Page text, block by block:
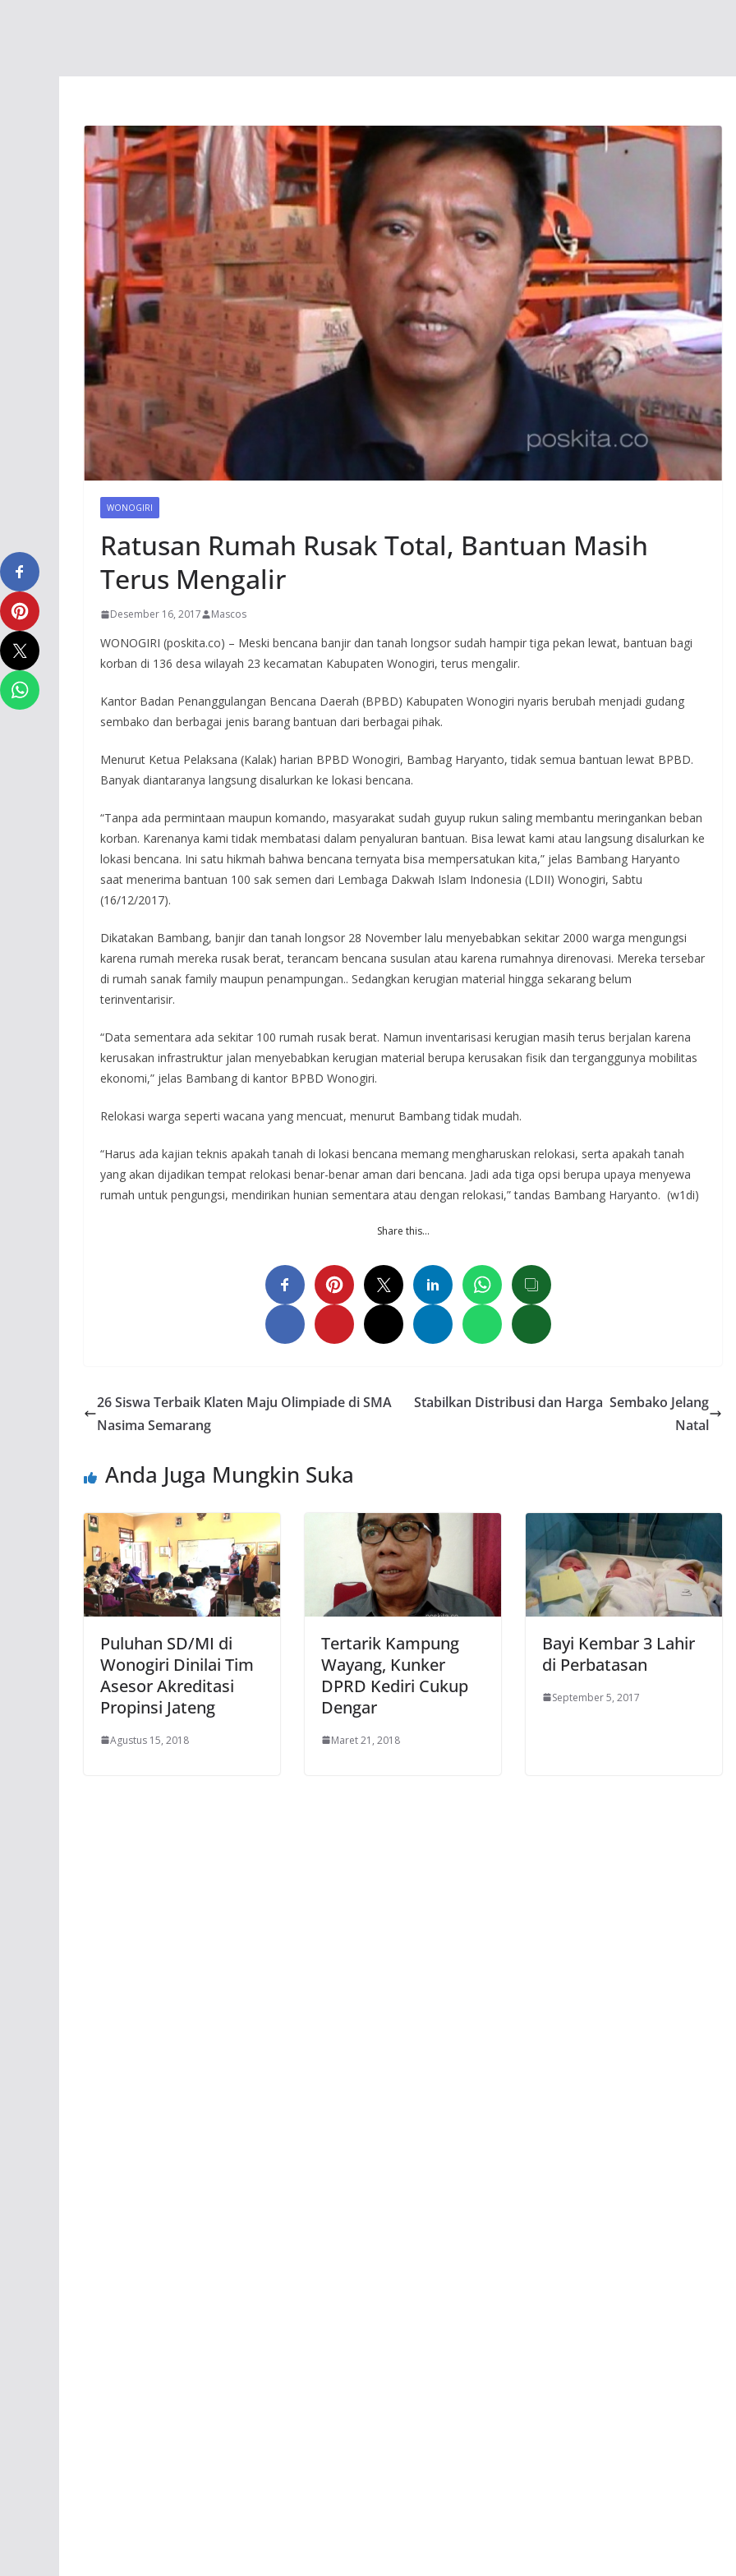
WONOGIRI
Ratusan Rumah Rusak Total, Bantuan Masih
Terus Mengalir
Desember 16, 2017 Mascos
WONOGIRI (poskita.co) – Meski bencana banjir dan tanah longsor sudah hampir tiga pekan lewat, bantuan bagi
korban di 136 desa wilayah 23 kecamatan Kabupaten Wonogiri, terus mengalir.
Kantor Badan Penanggulangan Bencana Daerah (BPBD) Kabupaten Wonogiri nyaris berubah menjadi gudang
sembako dan berbagai jenis barang bantuan dari berbagai pihak.
Menurut Ketua Pelaksana (Kalak) harian BPBD Wonogiri, Bambag Haryanto, tidak semua bantuan lewat BPBD.
Banyak diantaranya langsung disalurkan ke lokasi bencana.
“Tanpa ada permintaan maupun komando, masyarakat sudah guyup rukun saling membantu meringankan beban
korban. Karenanya kami tidak membatasi dalam penyaluran bantuan. Bisa lewat kami atau langsung disalurkan ke
lokasi bencana. Ini satu hikmah bahwa bencana ternyata bisa mempersatukan kita,” jelas Bambang Haryanto
saat menerima bantuan 100 sak semen dari Lembaga Dakwah Islam Indonesia (LDII) Wonogiri, Sabtu
(16/12/2017).
Dikatakan Bambang, banjir dan tanah longsor 28 November lalu menyebabkan sekitar 2000 warga mengungsi
karena rumah mereka rusak berat, terancam bencana susulan atau karena rumahnya direnovasi. Mereka tersebar
di rumah sanak family maupun penampungan.. Sedangkan kerugian material hingga sekarang belum
terinventarisir.
“Data sementara ada sekitar 100 rumah rusak berat. Namun inventarisasi kerugian masih terus berjalan karena
kerusakan infrastruktur jalan menyebabkan kerugian material berupa kerusakan fisik dan terganggunya mobilitas
ekonomi,” jelas Bambang di kantor BPBD Wonogiri.
Relokasi warga seperti wacana yang mencuat, menurut Bambang tidak mudah.
“Harus ada kajian teknis apakah tanah di lokasi bencana memang mengharuskan relokasi, serta apakah tanah
yang akan dijadikan tempat relokasi benar-benar aman dari bencana. Jadi ada tiga opsi berupa upaya menyewa
rumah untuk pengungsi, mendirikan hunian sementara atau dengan relokasi,” tandas Bambang Haryanto. (w1di)
Share this…
26 Siswa Terbaik Klaten Maju Olimpiade di SMA
Nasima Semarang
Stabilkan Distribusi dan Harga Sembako Jelang
Natal
Anda Juga Mungkin Suka
Puluhan SD/MI di
Wonogiri Dinilai Tim
Asesor Akreditasi
Propinsi Jateng
Agustus 15, 2018
Tertarik Kampung
Wayang, Kunker
DPRD Kediri Cukup
Dengar
Maret 21, 2018
Bayi Kembar 3 Lahir
di Perbatasan
September 5, 2017